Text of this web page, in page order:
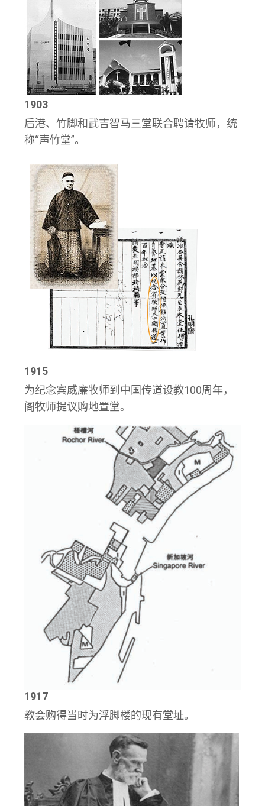
1903
后港、竹脚和武吉智马三堂联合聘请牧师，统
称“声竹堂”。
1915
为纪念宾威廉牧师到中国传道设教100周年，
阁牧师提议购地置堂。
1917
教会购得当时为浮脚楼的现有堂址。